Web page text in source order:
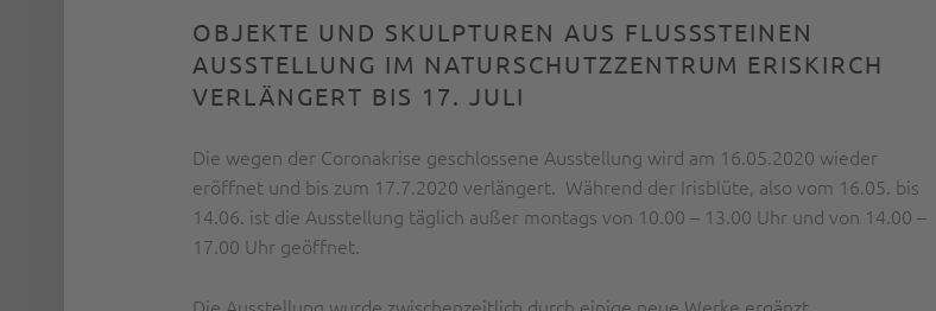
OBJEKTE UND SKULPTUREN AUS FLUSSSTEINEN
AUSSTELLUNG IM NATURSCHUTZZENTRUM ERISKIRCH
VERLÄNGERT BIS 17. JULI
Die wegen der Coronakrise geschlossene Ausstellung wird am 16.05.2020 wieder
eröffnet und bis zum 17.7.2020 verlängert. Während der Irisblüte, also vom 16.05. bis
14.06. ist die Ausstellung täglich außer montags von 10.00 – 13.00 Uhr und von 14.00 –
17.00 Uhr geöffnet.